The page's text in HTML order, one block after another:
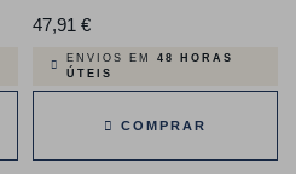
47,91 €Preço
ENVIOS EM 48 HORAS
ÚTEIS
COMPRAR